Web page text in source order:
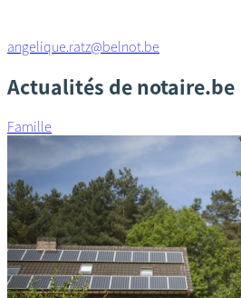
angelique.ratz@belnot.be
Actualités de notaire.be
Famille